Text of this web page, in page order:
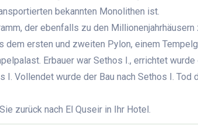
bekannten Monolithen ist.
der ebenfalls zu den Millionenjahrhäusern
ersten und zweiten Pylon, einem
Erbauer war Sethos I., errichtet wurde
Vollendet wurde der Bau nach Sethos I. Tod
zurück nach El Quseir in Ihr Hotel.